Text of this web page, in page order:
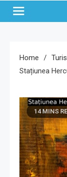
Home
Stațiunea
14 MINS